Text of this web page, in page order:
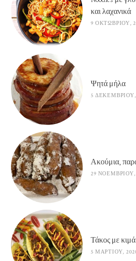
και λαχανικά
9 ΟΚΤΩΒΡΊΟΥ,
Ψητά μήλα
5 ΔΕΚΕΜΒΡΊΟΥ,
Ακούμια,
29 ΝΟΕΜΒΡΊΟΥ,
Τάκος με
5 ΜΑΡΤΊΟΥ,